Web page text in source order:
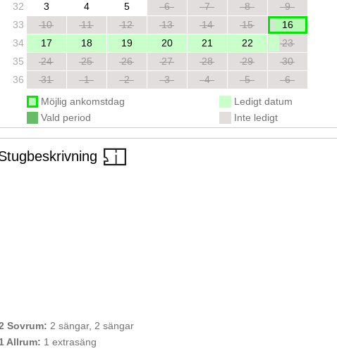
32
3 4 5 6 7 8
9
33
10 11 12 13 14 15
16
34
17 18 19 20 21 22
23
35
24 25 26 27 28 29
30
36
31 1 2 3 4 5
6
Möjlig ankomstdag
Vald period
Ledigt datum
Inte ledigt
Sovrum: 2 sängar, 2 sängar
1 Allrum: 1 extrasäng